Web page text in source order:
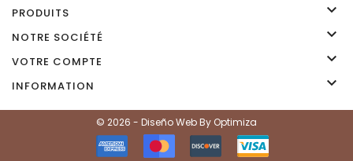
PRODUITS 
NOTRE SOCIÉTÉ 
VOTRE COMPTE 
INFORMATION 
© 2026 - Diseño Web By Optimiza